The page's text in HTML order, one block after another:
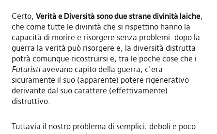
Certo, Verità e Diversità sono due strane divinità laiche,
che come tutte le divinità che si rispettino hanno la
capacità di morire e risorgere senza problemi: dopo la
guerra la verità può risorgere e, la diversità distrutta
potrà comunque ricostruirsi e, tra le poche cose che i
Futuristiavevano capito della guerra, c’era
sicuramente il suo (apparente) potere rigenerativo
derivante dal suo carattere (effettivamente)
distruttivo.
Tuttavia il nostro problema di semplici, deboli e poco